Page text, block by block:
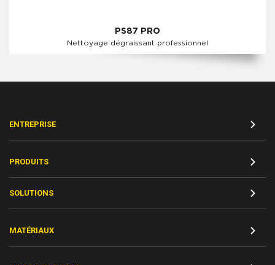
PS87 PRO
Nettoyage dégraissant professionnel
ENTREPRISE
PRODUITS
SOLUTIONS
MATÉRIAUX